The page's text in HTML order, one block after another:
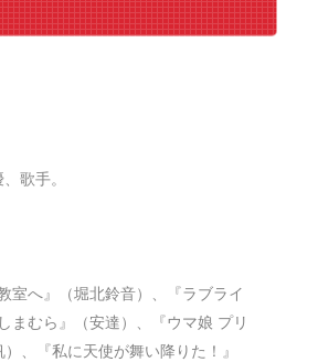
歌手。
室へ』（堀北鈴音）、『ラブライ
まむら』（安達）、『ウマ娘 プリ
、『私に天使が舞い降りた！』